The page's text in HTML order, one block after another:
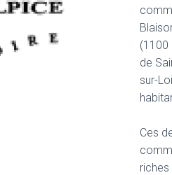
(1100
de
sur-
Ces
riches